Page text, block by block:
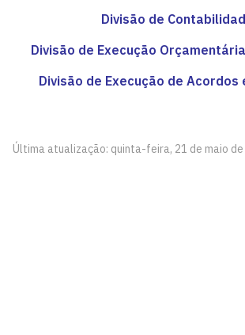
Divisão de
Divisão de Execução
Divisão de Execução de Acordos
Última atualização: quinta-feira, 21 de maio